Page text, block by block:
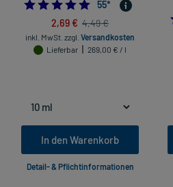
4.890909090909091
55*
2,69 € 4,49 €
inkl. MwSt. zzgl. Versandkosten
Lieferbar
269,00 € / l
In den Warenkorb
Detail- & Pflichtinformationen